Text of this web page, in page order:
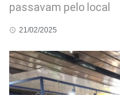
passavam pelo local
21/02/2025